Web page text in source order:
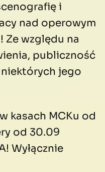
i
nad operowym
Ze względu na
publiczność
niektórych jego
kasach MCKu od
od 30.09
Wyłącznie